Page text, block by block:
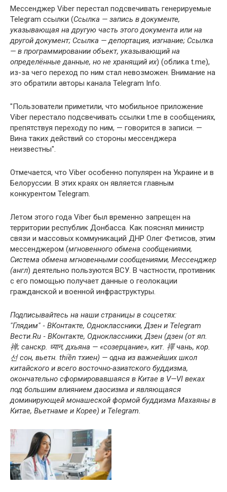
Мессенджер Viber перестал подсвечивать генерируемые
Telegram ссылки (Ссылка — запись в документе,
указывающая на другую часть этого документа или на
другой документ; Ссылка — депортация, изгнание; Ссылка
— в программировании объект, указывающий на
определённые данные, но не хранящий их) (облика t.me),
из-за чего переход по ним стал невозможен. Внимание на
это обратили авторы канала Telegram Info.
"Пользователи приметили, что мобильное приложение
Viber перестало подсвечивать ссылки t.me в сообщениях,
препятствуя переходу по ним, — говорится в записи. —
Вина таких действий со стороны мессенджера
неизвестны".
Отмечается, что Viber особенно популярен на Украине и в
Белоруссии. В этих краях он является главным
конкурентом Telegram.
Летом этого года Viber был временно запрещен на
территории республик Донбасса. Как пояснял министр
связи и массовых коммуникаций ДНР Олег Фетисов, этим
мессенджером (мгновенного обмена сообщениями,
Система обмена мгновенными сообщениями, Мессенджер
(англ) деятельно пользуются ВСУ. В частности, противник
с его помощью получает данные о геолокации
гражданской и военной инфраструктуры.
Подписывайтесь на наши страницы в соцсетях:
"Глядим" ‐ ВКонтакте, Одноклассники, Дзен и Telegram
Вести.Ru ‐ ВКонтакте, Одноклассники, Дзен (дзен (от яп.
禅; санскр. ध्यान, дхьяна — «созерцание», кит. 禪 чань, кор.
선 сон, вьетн. thiền тхиен) — одна из важнейших школ
китайского и всего восточно-азиатского буддизма,
окончательно сформировавшаяся в Китае в V—VI веках
под большим влиянием даосизма и являющаяся
доминирующей монашеской формой буддизма Махаяны в
Китае, Вьетнаме и Корее) и Telegram.